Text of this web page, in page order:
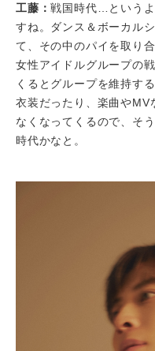
工藤：戦国時代…という
すね。ダンス＆ボーカル
て、その中のパイを取り
女性アイドルグループの
くるとグループを維持す
衣装だったり、楽曲やMV
なくなってくるので、そ
時代かなと。